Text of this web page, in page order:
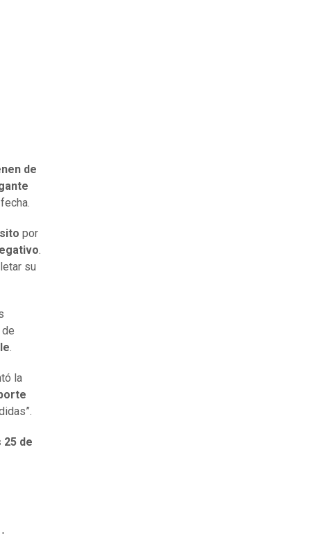
de
por
.
su
.
la
de